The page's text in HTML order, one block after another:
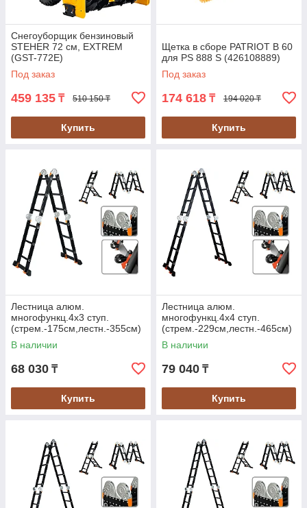
Снегоуборщик бензиновый
STEHER 72 см, EXTREM
(GST-772E)
Под заказ
459 135 ₸ 510 150 ₸
Купить
Щетка в сборе PATRIOT B 60
для PS 888 S (426108889)
Под заказ
174 618 ₸ 194 020 ₸
Купить
Лестница алюм.
многофункц.4х3 ступ.
(стрем.-175см,лестн.-355см)
12,3кг BLACK LINE STARTUL
(ST9930-03)
В наличии
68 030 ₸
Купить
Лестница алюм.
многофункц.4х4 ступ.
(стрем.-229см,лестн.-465см)
13,8кг BLACK LINE STARTUL
(ST9930-04)
В наличии
79 040 ₸
Купить